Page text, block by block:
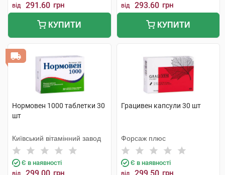
від 291.60 грн
КУПИТИ
від 293.60 грн
КУПИТИ
Нормовен 1000 таблетки 30
шт
Київський вітамінний завод
Є в наявності
від грн
Грацивен капсули 30 шт
Форсаж плюс
Є в наявності
від грн